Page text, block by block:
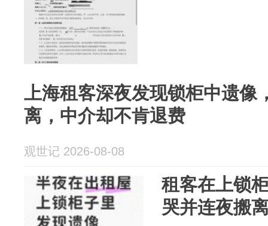
上海租客深夜发现锁柜中遗像
离，中介却不肯退费
观世记 2026-08-08
租客在上锁
哭并连夜搬